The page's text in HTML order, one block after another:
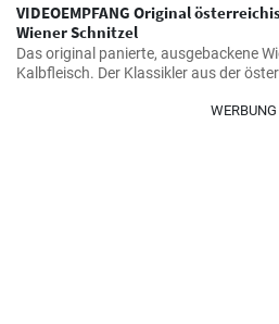
VIDEOEMPFANG Original
Wiener Schnitzel
Das original panierte, ausgebackene
Kalbfleisch. Der Klassikler aus der
WERBUNG